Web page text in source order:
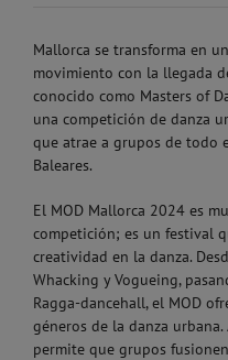
Mallorca se transforma en
movimiento con la llegada
conocido como Masters of
una competición de danza
que atrae a grupos de todo
Baleares.
El MOD Mallorca 2024 es
competición; es un festival
creatividad en la danza.
Whacking y Vogueing,
Ragga-dancehall, el MOD
géneros de la danza
permite que grupos